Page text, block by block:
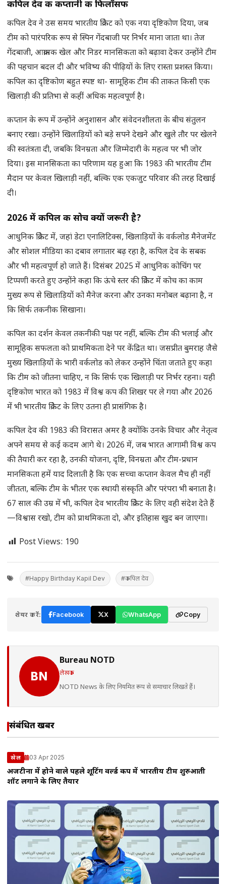
कपिल देव की कप्तानी की फिलॉसफी
कपिल देव ने उस समय भारतीय क्रिकेट को एक नया दृष्टिकोण दिया, जब
टीम को पारंपरिक रूप से स्पिन गेंदबाजी पर निर्भर माना जाता था। तेज
गेंदबाजी, आक्रामक खेल और निडर मानसिकता को बढ़ावा देकर उन्होंने टीम
की पहचान बदल दी और भविष्य की पीढ़ियों के लिए रास्ता प्रशस्त किया।
कपिल का दृष्टिकोण बहुत स्पष्ट था- सामूहिक टीम की ताकत किसी एक
खिलाड़ी की प्रतिभा से कहीं अधिक महत्वपूर्ण है।
कप्तान के रूप में उन्होंने अनुशासन और संवेदनशीलता के बीच संतुलन
बनाए रखा। उन्होंने खिलाड़ियों को बड़े सपने देखने और खुले तौर पर खेलने
की स्वतंत्रता दी, जबकि विनम्रता और जिम्मेदारी के महत्व पर भी जोर
दिया। इस मानसिकता का परिणाम यह हुआ कि 1983 की भारतीय टीम
मैदान पर केवल खिलाड़ी नहीं, बल्कि एक एकजुट परिवार की तरह दिखाई
दी।
2026 में कपिल की सोच क्यों जरूरी है?
आधुनिक क्रिकेट में, जहां डेटा एनालिटिक्स, खिलाड़ियों के वर्कलोड मैनेजमेंट
और सोशल मीडिया का दबाव लगातार बढ़ रहा है, कपिल देव के सबक
और भी महत्वपूर्ण हो जाते हैं। दिसंबर 2025 में आधुनिक कोचिंग पर
टिप्पणी करते हुए उन्होंने कहा कि ऊंचे स्तर की क्रिकेट में कोच का काम
मुख्य रूप से खिलाड़ियों को मैनेज करना और उनका मनोबल बढ़ाना है, न
कि सिर्फ तकनीक सिखाना।
कपिल का दर्शन केवल तकनीकी पक्ष पर नहीं, बल्कि टीम की भलाई और
सामूहिक सफलता को प्राथमिकता देने पर केंद्रित था। जसप्रीत बुमराह जैसे
मुख्य खिलाड़ियों के भारी वर्कलोड को लेकर उन्होंने चिंता जताते हुए कहा
कि टीम को जीतना चाहिए, न कि सिर्फ एक खिलाड़ी पर निर्भर रहना। यही
दृष्टिकोण भारत को 1983 में विश्व कप की शिखर पर ले गया और 2026
में भी भारतीय क्रिकेट के लिए उतना ही प्रासंगिक है।
कपिल देव की 1983 की विरासत अमर है क्योंकि उनके विचार और नेतृत्व
अपने समय से कई कदम आगे थे। 2026 में, जब भारत आगामी विश्व कप
की तैयारी कर रहा है, उनकी योजना, दृष्टि, विनम्रता और टीम-प्रधान
मानसिकता हमें याद दिलाती है कि एक सच्चा कप्तान केवल मैच ही नहीं
जीतता, बल्कि टीम के भीतर एक स्थायी संस्कृति और परंपरा भी बनाता है।
67 साल की उम्र में भी, कपिल देव भारतीय क्रिकेट के लिए वही संदेश देते हैं
—विश्वास रखो, टीम को प्राथमिकता दो, और इतिहास खुद बन जाएगा।
Post Views: 190
#Happy Birthday Kapil Dev #कपिल देव
शेयर करें: Facebook X WhatsApp Copy
BN
Bureau NOTD
लेखक
NOTD News के लिए नियमित रूप से समाचार लिखते हैं।
संबंधित खबरें
खेल 03 Apr 2025
अर्जेंटीना में होने वाले पहले शूटिंग वर्ल्ड कप में भारतीय टीम शुरुआती
शॉट लगाने के लिए तैयार